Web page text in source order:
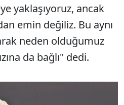
yaklaşıyoruz, ancak
emin değiliz. Bu aynı
neden olduğumuz
da bağlı" dedi.